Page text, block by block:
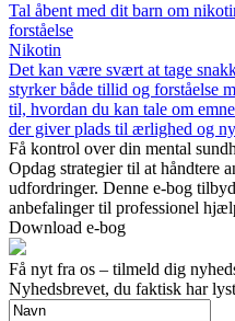
Tal åbent med dit barn om
forståelse
Nikotin
Det kan være svært at tage
styrker både tillid og forståelse
til, hvordan du kan tale om
der giver plads til ærlighed og
Få kontrol over din mental
Opdag strategier til at håndtere
udfordringer. Denne e-bog
anbefalinger til professionel
Download e-bog
Få nyt fra os – tilmeld dig
Nyhedsbrevet, du faktisk har